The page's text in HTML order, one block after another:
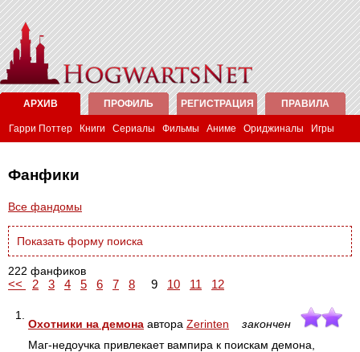
АРХИВ ПРОФИЛЬ РЕГИСТРАЦИЯ ПРАВИЛА
Гарри Поттер Книги Сериалы Фильмы Аниме Ориджиналы Игры
Фанфики
Все фандомы
222 фанфиков
<< 2 3 4 5 6 7 8 9 10 11 12
1.
Охотники на демона автора Zerinten
закончен
Маг-недоучка привлекает вампира к поискам демона,
Показать форму поиска